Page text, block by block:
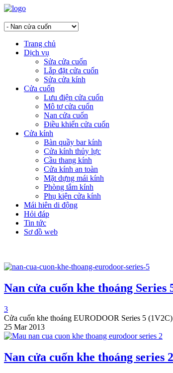
Trang chủ
Dịch vụ
Sửa cửa cuốn
Lắp đặt cửa cuốn
Sửa cửa kính
Cửa cuốn
Lưu điện cửa cuốn
Mô tơ cửa cuốn
Nan cửa cuốn
Điều khiển cửa cuốn
Cửa kính
Bàn quầy bar kính
Cửa kính thủy lực
Cầu thang kính
Cửa kính an toàn
Mặt dựng mái kính
Phòng tắm kính
Phụ kiện cửa kính
Mái hiên di động
Hỏi đáp
Tin tức
Sơ đồ web
Nan cửa cuốn khe thoáng Series
3
Cửa cuốn khe thoáng EURODOOR Series 5
25 Mar 2013
Nan cửa cuốn khe thoáng series 2